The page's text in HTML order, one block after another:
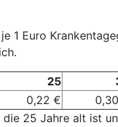
1 Euro
25
0,22 €
die 25 Jahre alt ist